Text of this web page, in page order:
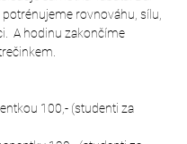
rovnováhu, sílu,
A hodinu zakončíme
100,- (studenti za